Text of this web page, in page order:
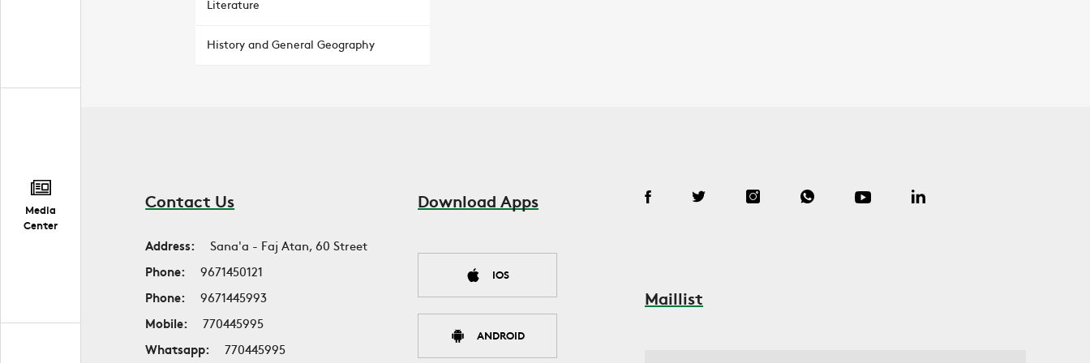
Media
Center
Literature
History and General Geography
Contact Us
Address:
Sana'a - Faj Atan, 60 Street
Phone:
9671450121
Phone:
9671445993
Mobile:
770445995
Whatsapp:
770445995
Download Apps
IOS
ANDROID
Maillist